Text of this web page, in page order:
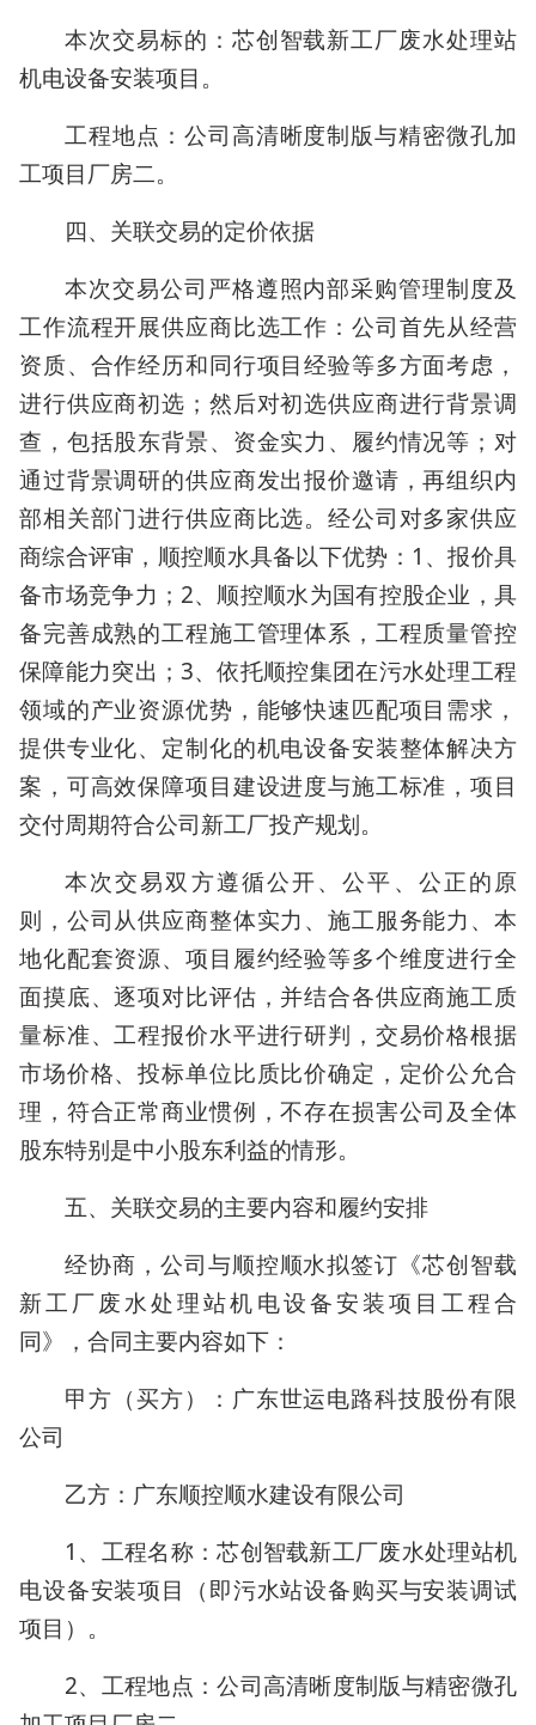
本次交易标的：芯创智载新工厂废水处理站
机电设备安装项目。
工程地点：公司高清晰度制版与精密微孔加
工项目厂房二。
四、关联交易的定价依据
本次交易公司严格遵照内部采购管理制度及
工作流程开展供应商比选工作：公司首先从经营
资质、合作经历和同行项目经验等多方面考虑，
进行供应商初选；然后对初选供应商进行背景调
查，包括股东背景、资金实力、履约情况等；对
通过背景调研的供应商发出报价邀请，再组织内
部相关部门进行供应商比选。经公司对多家供应
商综合评审，顺控顺水具备以下优势：1、报价具
备市场竞争力；2、顺控顺水为国有控股企业，具
备完善成熟的工程施工管理体系，工程质量管控
保障能力突出；3、依托顺控集团在污水处理工程
领域的产业资源优势，能够快速匹配项目需求，
提供专业化、定制化的机电设备安装整体解决方
案，可高效保障项目建设进度与施工标准，项目
交付周期符合公司新工厂投产规划。
本次交易双方遵循公开、公平、公正的原
则，公司从供应商整体实力、施工服务能力、本
地化配套资源、项目履约经验等多个维度进行全
面摸底、逐项对比评估，并结合各供应商施工质
量标准、工程报价水平进行研判，交易价格根据
市场价格、投标单位比质比价确定，定价公允合
理，符合正常商业惯例，不存在损害公司及全体
股东特别是中小股东利益的情形。
五、关联交易的主要内容和履约安排
经协商，公司与顺控顺水拟签订《芯创智载
新工厂废水处理站机电设备安装项目工程合
同》，合同主要内容如下：
甲方（买方）：广东世运电路科技股份有限
公司
乙方：广东顺控顺水建设有限公司
1、工程名称：芯创智载新工厂废水处理站机
电设备安装项目（即污水站设备购买与安装调试
项目）。
2、工程地点：公司高清晰度制版与精密微孔